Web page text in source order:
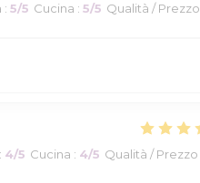
: 5/5 Cucina : 5/5 Qualità / Prezzo
: 4/5 Cucina : 4/5 Qualità / Prezzo